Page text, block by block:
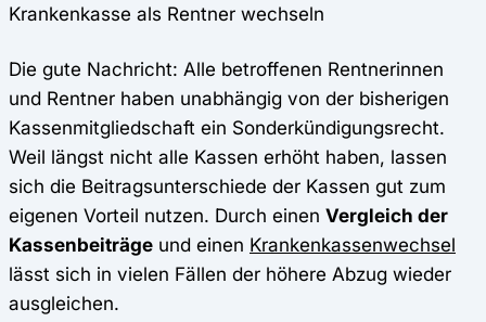
Krankenkasse als Rentner wechseln
Die gute Nachricht: Alle betroffenen Rentnerinnen
und Rentner haben unabhängig von der bisherigen
Kassenmitgliedschaft ein Sonderkündigungsrecht.
Weil längst nicht alle Kassen erhöht haben, lassen
sich die Beitragsunterschiede der Kassen gut zum
eigenen Vorteil nutzen. Durch einen Vergleich der
Kassenbeiträge und einen Krankenkassenwechsel
lässt sich in vielen Fällen der höhere Abzug wieder
ausgleichen.